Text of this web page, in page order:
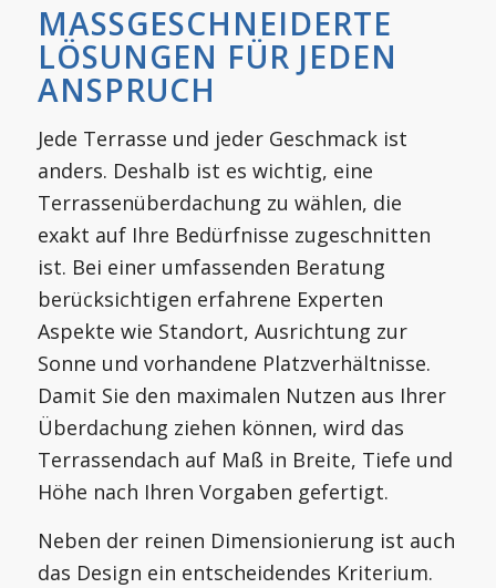
MASSGESCHNEIDERTE L
ÖSUNGEN FÜR JEDEN A
NSPRUCH
Jede Terrasse und jeder Geschmack ist
anders. Deshalb ist es wichtig, eine
Terrassenüberdachung zu wählen, die
exakt auf Ihre Bedürfnisse zugeschnitten
ist. Bei einer umfassenden Beratung
berücksichtigen erfahrene Experten
Aspekte wie Standort, Ausrichtung zur
Sonne und vorhandene Platzverhältnisse.
Damit Sie den maximalen Nutzen aus Ihrer
Überdachung ziehen können, wird das
Terrassendach auf Maß in Breite, Tiefe und
Höhe nach Ihren Vorgaben gefertigt.
Neben der reinen Dimensionierung ist auch
das Design ein entscheidendes Kriterium.